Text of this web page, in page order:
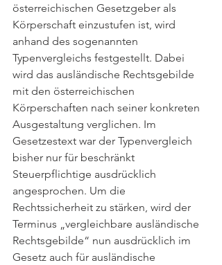
österreichischen Gesetzgeber als
Körperschaft einzustufen ist, wird
anhand des sogenannten
Typenvergleichs festgestellt. Dabei
wird das ausländische Rechtsgebilde
mit den österreichischen
Körperschaften nach seiner konkreten
Ausgestaltung verglichen. Im
Gesetzestext war der Typenvergleich
bisher nur für beschränkt
Steuerpflichtige ausdrücklich
angesprochen. Um die
Rechtssicherheit zu stärken, wird der
Terminus „vergleichbare ausländische
Rechtsgebilde“ nun ausdrücklich im
Gesetz auch für ausländische